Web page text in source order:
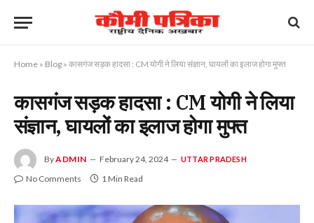
Home » Blog » कासगंज सड़क हादसा : CM योगी ने लिया संज्ञान, घायलों का इलाज होगा मुफ्त
कासगंज सड़क हादसा : CM योगी ने लिया
संज्ञान, घायलों का इलाज होगा मुफ्त
ByADMIN February 24, 2024 UTTAR PRADESH
No Comments 1 Min Read